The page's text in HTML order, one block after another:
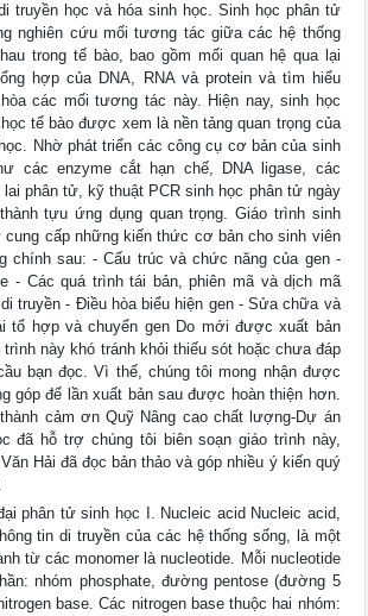
truyền học và hóa sinh học. Sinh học phân tử
nghiên cứu mối tương tác giữa các hệ thống
trong tế bào, bao gồm mối quan hệ qua lại
hợp của DNA, RNA và protein và tìm hiểu
các mối tương tác này. Hiện nay, sinh học
tế bào được xem là nền tảng quan trọng của
Nhờ phát triển các công cụ cơ bản của sinh
các enzyme cắt hạn chế, DNA ligase, các
lai phân tử, kỹ thuật PCR sinh học phân tử ngày
tựu ứng dụng quan trọng. Giáo trình sinh
cung cấp những kiến thức cơ bản cho sinh viên
chính sau: - Cấu trúc và chức năng của gen -
- Các quá trình tái bản, phiên mã và dịch mã
truyền - Điều hòa biểu hiện gen - Sửa chữa và
tổ hợp và chuyển gen Do mới được xuất bản
trình này khó tránh khỏi thiếu sót hoặc chưa đáp
bạn đọc. Vì thế, chúng tôi mong nhận được
góp để lần xuất bản sau được hoàn thiện hơn.
cảm ơn Quỹ Nâng cao chất lượng-Dự án
đã hỗ trợ chúng tôi biên soạn giáo trình này,
Hải đã đọc bản thảo và góp nhiều ý kiến quý
phân tử sinh học I. Nucleic acid Nucleic acid,
tin di truyền của các hệ thống sống, là một
từ các monomer là nucleotide. Mỗi nucleotide
nhóm phosphate, đường pentose (đường 5
base. Các nitrogen base thuộc hai nhóm: